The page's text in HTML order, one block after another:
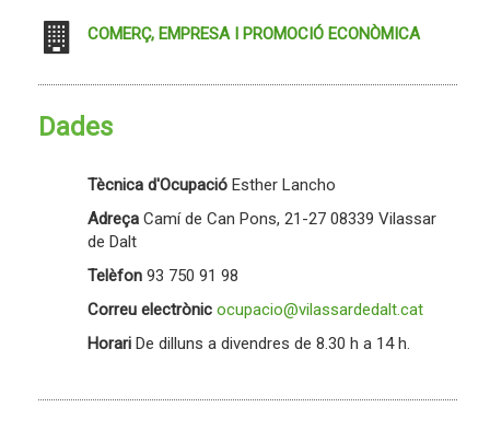
COMERÇ, EMPRESA I PROMOCIÓ ECONÒMICA
Dades
Tècnica d'Ocupació Esther Lancho
Adreça Camí de Can Pons, 21-27 08339 Vilassar
de Dalt
Telèfon 93 750 91 98
Correu electrònic ocupacio@vilassardedalt.cat
Horari De dilluns a divendres de 8.30 h a 14 h.